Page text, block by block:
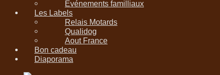
Evénements familliaux
Les Labels
Relais Motards
Qualidog
Aout France
Bon cadeau
Diaporama